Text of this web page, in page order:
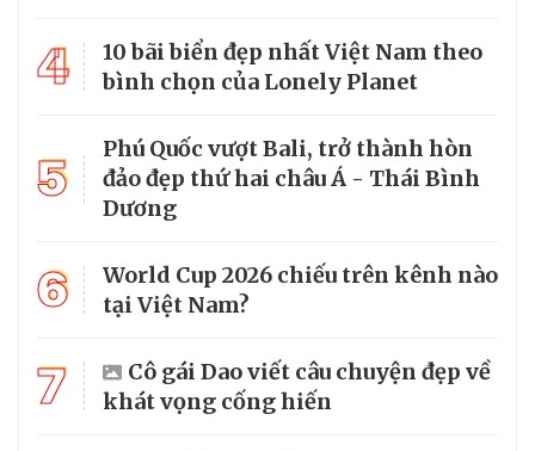
4
10 bãi biển đẹp nhất Việt Nam theo
bình chọn của Lonely Planet
5
Phú Quốc vượt Bali, trở thành hòn
đảo đẹp thứ hai châu Á - Thái Bình
Dương
6
World Cup 2026 chiếu trên kênh nào
tại Việt Nam?
7
Cô gái Dao viết câu chuyện đẹp về
khát vọng cống hiến